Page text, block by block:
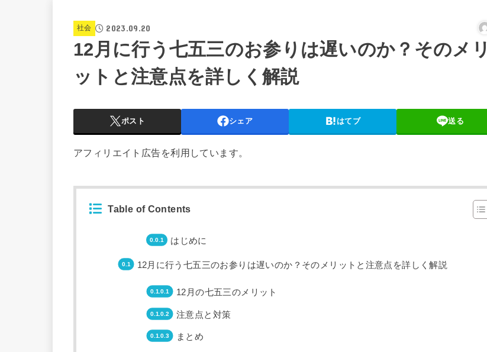
社会 2023.09.20
12月に行う七五三のお参りは遅いのか？そのメリ
ットと注意点を詳しく解説
ポスト シェア はてブ 送る
アフィリエイト広告を利用しています。
Table of Contents
はじめに
12月に行う七五三のお参りは遅いのか？そのメリットと注意点を詳しく解説
12月の七五三のメリット
注意点と対策
まとめ